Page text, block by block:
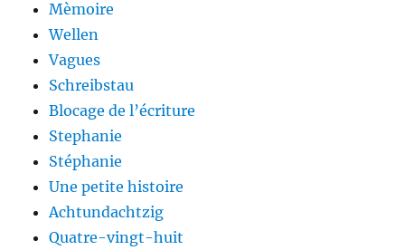
Mèmoire
Wellen
Vagues
Schreibstau
Blocage de l’écriture
Stephanie
Stéphanie
Une petite histoire
Achtundachtzig
Quatre-vingt-huit